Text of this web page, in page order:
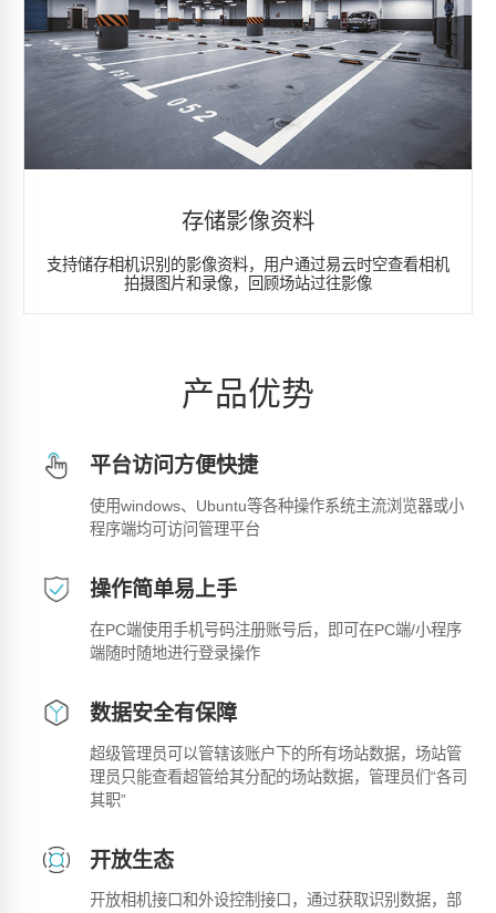
存储影像资料
支持储存相机识别的影像资料，用户通过易云时空查看相机
拍摄图片和录像，回顾场站过往影像
产品优势
平台访问方便快捷
使用windows、Ubuntu等各种操作系统主流浏览器或小
程序端均可访问管理平台
操作简单易上手
在PC端使用手机号码注册账号后，即可在PC端/小程序
端随时随地进行登录操作
数据安全有保障
超级管理员可以管辖该账户下的所有场站数据，场站管
理员只能查看超管给其分配的场站数据，管理员们“各司
其职”
开放生态
开放相机接口和外设控制接口，通过获取识别数据，部